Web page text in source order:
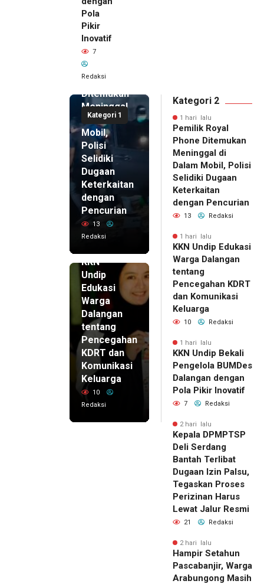
Pola
Pikir
Inovatif
7
Redaksi
Kategori 1
1 hari lalu
Pemilik
Royal
Phone
Ditemukan
Meninggal
di Dalam
Mobil,
Polisi
Selidiki
Dugaan
Keterkaitan
dengan
Pencurian
13
Redaksi
KKN
Undip
Edukasi
Warga
Dalangan
tentang
Pencegahan
KDRT dan
Komunikasi
Keluarga
10
Redaksi
Kategori 2
1 hari lalu
Pemilik Royal
Phone Ditemukan
Meninggal di
Dalam Mobil, Polisi
Selidiki Dugaan
Keterkaitan
dengan Pencurian
13 Redaksi
1 hari lalu
KKN Undip Edukasi
Warga Dalangan
tentang
Pencegahan KDRT
dan Komunikasi
Keluarga
10 Redaksi
1 hari lalu
KKN Undip Bekali
Pengelola BUMDes
Dalangan dengan
Pola Pikir Inovatif
7 Redaksi
2 hari lalu
Kepala DPMPTSP
Deli Serdang
Bantah Terlibat
Dugaan Izin Palsu,
Tegaskan Proses
Perizinan Harus
Lewat Jalur Resmi
21 Redaksi
2 hari lalu
Hampir Setahun
Pascabanjir, Warga
Arabungong Masih